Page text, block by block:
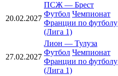
20.02.2027
ПСЖ — Брест
Футбол Чемпионат
Франции по футболу
(Лига 1)
27.02.2027
Лион — Тулуза
Футбол Чемпионат
Франции по футболу
(Лига 1)